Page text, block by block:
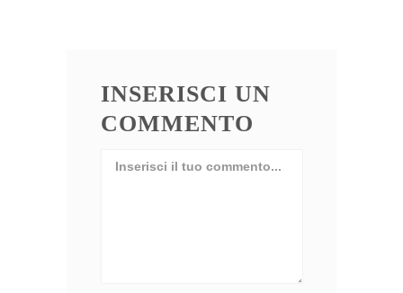
INSERISCI UN
COMMENTO